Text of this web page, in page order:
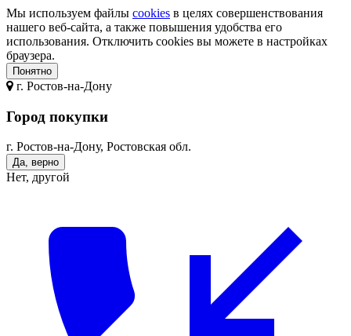
Мы используем файлы cookies в целях совершенствования
нашего веб-сайта, а также повышения удобства его
использования. Отключить cookies вы можете в настройках
браузера.
Понятно
г. Ростов-на-Дону
Город покупки
г. Ростов-на-Дону, Ростовская обл.
Да, верно
Нет, другой